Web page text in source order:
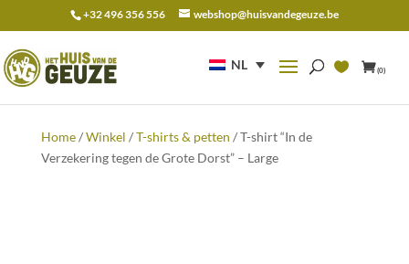
+32 496 356 556 webshop@huisvandegeuze.be
NL (0)
naar:
Home/Winkel /T-shirts & petten / T-shirt “In de
Verzekering tegen de Grote Dorst” – Large